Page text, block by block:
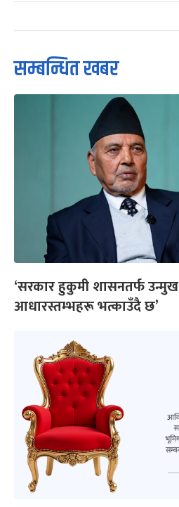
सम्बन्धित खबर
‘सरकार हुकुमी शासनतर्फ
आधारस्तम्भहरू भत्काउँदै छ’